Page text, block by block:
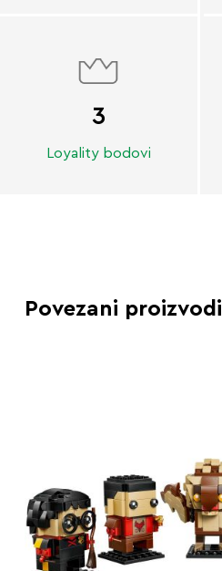
3
Loyality bodovi
Povezani proizvodi